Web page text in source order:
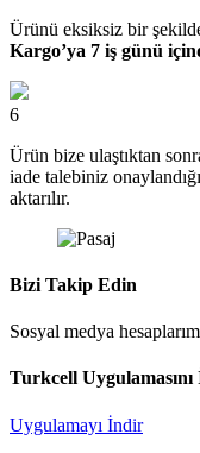
Ürünü eksiksiz bir
Kargo’ya 7 iş günü
6
Ürün bize ulaştıktan
iade talebiniz
aktarılır.
Bizi Takip Edin
Sosyal medya
Turkcell
Uygulamayı İndir